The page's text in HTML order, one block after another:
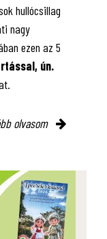
hullócsillag
nagy
ezen az 5
ún.
olvasom